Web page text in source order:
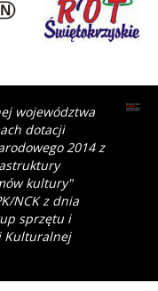
województwa
dotacji
2014 z
kultury"
NCK z dnia
sprzętu i
Kulturalnej